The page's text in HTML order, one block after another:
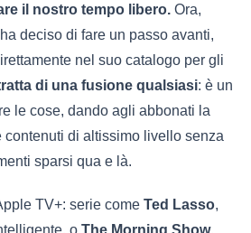
il nostro tempo libero. Ora,
deciso di fare un passo avanti,
nel suo catalogo per gli
di una fusione qualsiasi: è un
le cose, dando agli abbonati la
di altissimo livello senza
sparsi qua e là.
TV+: serie come Ted Lasso,